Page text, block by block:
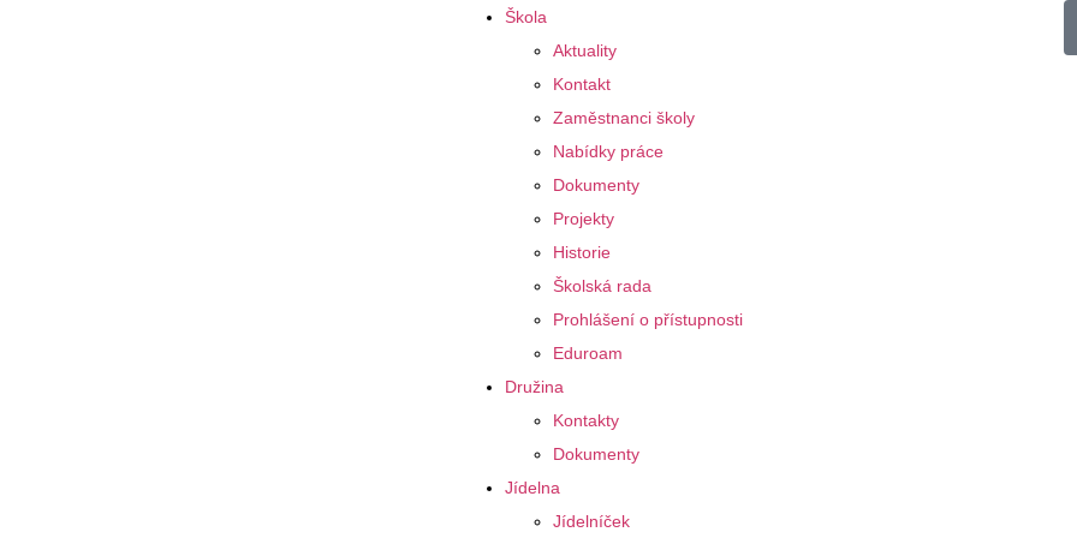
Škola
Aktuality
Kontakt
Zaměstnanci školy
Nabídky práce
Dokumenty
Projekty
Historie
Školská rada
Prohlášení o přístupnosti
Eduroam
Družina
Kontakty
Dokumenty
Jídelna
Jídelníček